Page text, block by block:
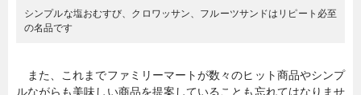
シンプルな塩おむすび、クロワッサン、フルーツサンドはリピート必至
の名品です
また、これまでファミリーマートが数々のヒット商品やシンプ
ルながらも美味しい商品を提案していることも忘れてはなりませ